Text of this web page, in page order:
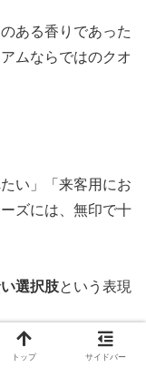
ある香りであった
ムならではのクオ
い」「来客用にお
ズには、無印で十
選択肢という表現
プと使い分けるの
トップ サイドバー